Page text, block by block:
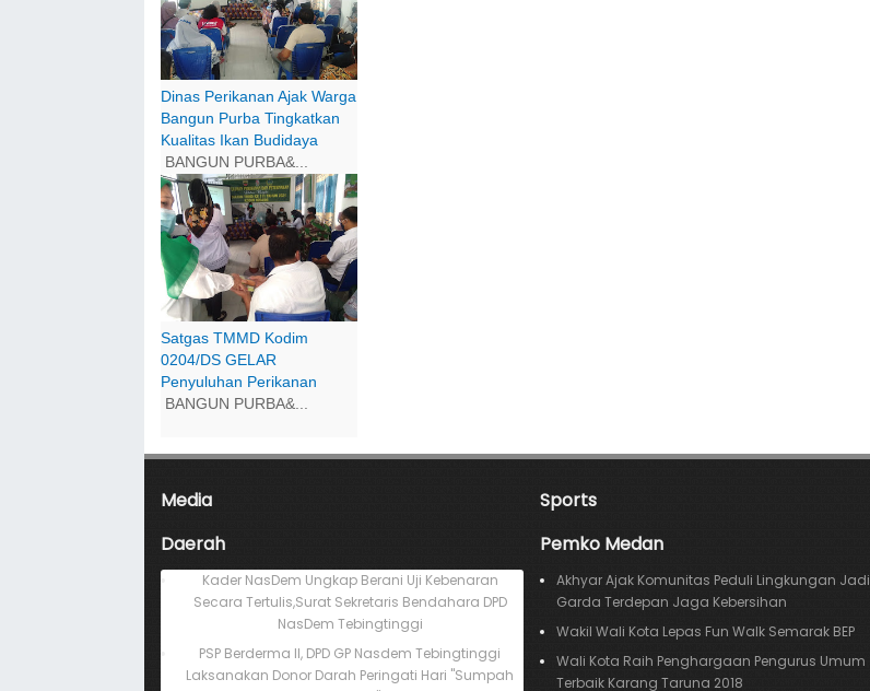
Dinas Perikanan Ajak Warga
Bangun Purba Tingkatkan
Kualitas Ikan Budidaya
BANGUN PURBA&...
Satgas TMMD Kodim
0204/DS GELAR
Penyuluhan Perikanan
BANGUN PURBA&...
Media
Daerah
Kader NasDem Ungkap Berani Uji Kebenaran
Secara Tertulis,Surat Sekretaris Bendahara DPD
NasDem Tebingtinggi
PSP Berderma II, DPD GP Nasdem Tebingtinggi
Laksanakan Donor Darah Peringati Hari "Sumpah
Sports
Pemko Medan
Akhyar Ajak Komunitas Peduli Lingkungan Jadi
Garda Terdepan Jaga Kebersihan
Wakil Wali Kota Lepas Fun Walk Semarak BEP
Wali Kota Raih Penghargaan Pengurus Umum
Terbaik Karang Taruna 2018